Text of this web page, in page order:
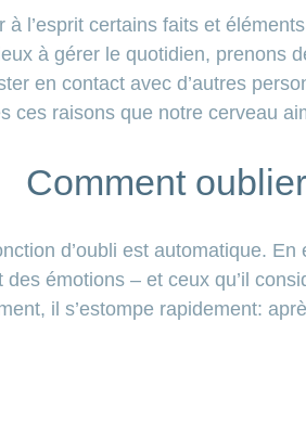
l’esprit certains faits et
à gérer le quotidien, prenons
en contact avec d’autres
ces raisons que notre cerveau
Comment
d’oubli est automatique.
émotions – et ceux qu’il
il s’estompe rapidement: